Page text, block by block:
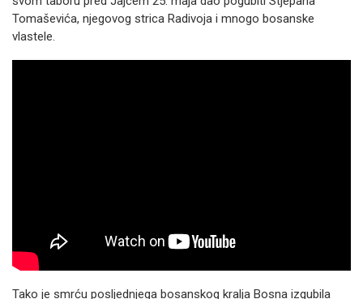
Tomaševića, njegovog strica Radivoja i mnogo bosanske
vlastele.
Tako je smrću posljednjega bosanskog kralja Bosna izgubila